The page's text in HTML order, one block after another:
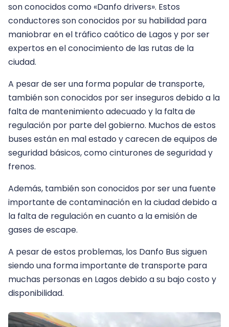
son conocidos como «Danfo drivers». Estos
conductores son conocidos por su habilidad para
maniobrar en el tráfico caótico de Lagos y por ser
expertos en el conocimiento de las rutas de la
ciudad.
A pesar de ser una forma popular de transporte,
también son conocidos por ser inseguros debido a la
falta de mantenimiento adecuado y la falta de
regulación por parte del gobierno. Muchos de estos
buses están en mal estado y carecen de equipos de
seguridad básicos, como cinturones de seguridad y
frenos.
Además, también son conocidos por ser una fuente
importante de contaminación en la ciudad debido a
la falta de regulación en cuanto a la emisión de
gases de escape.
A pesar de estos problemas, los Danfo Bus siguen
siendo una forma importante de transporte para
muchas personas en Lagos debido a su bajo costo y
disponibilidad.